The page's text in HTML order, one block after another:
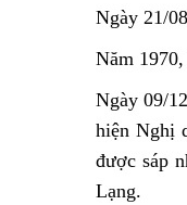
Ngày 21/
Năm
Ngày 09/
hiện Nghị
được sáp
Lạng.